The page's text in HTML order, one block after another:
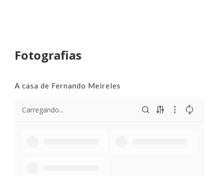
Fotografias
A casa de Fernando Meireles
Carregando...